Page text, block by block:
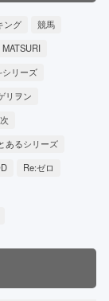
ング
競馬
MATSURI
シリーズ
リヲン
あるシリーズ
Re:ゼロ